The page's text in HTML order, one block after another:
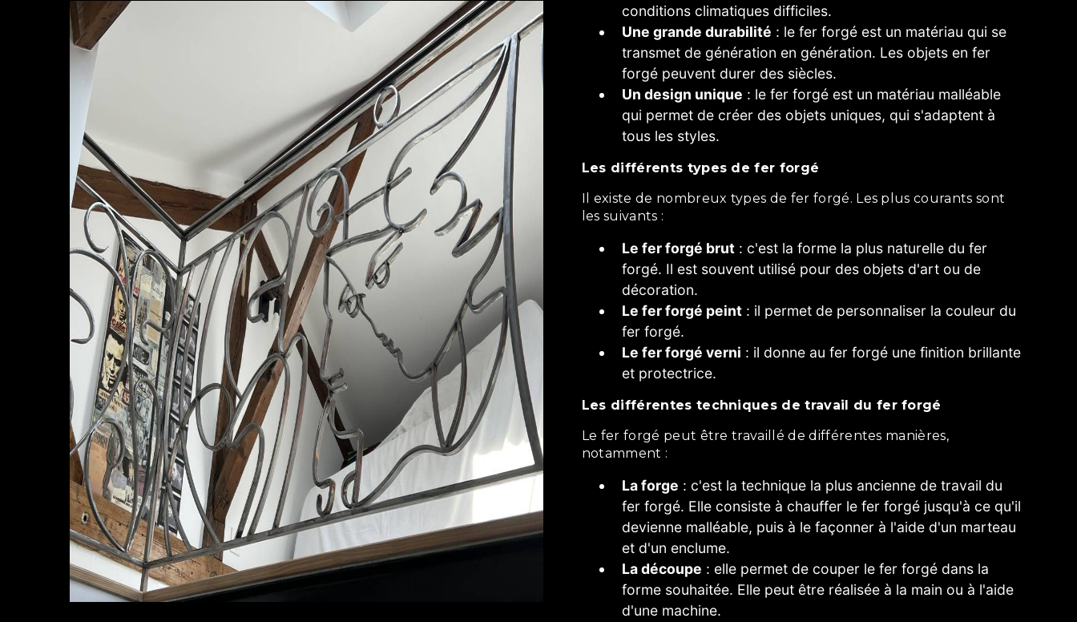
conditions climatiques difficiles.
Une grande durabilité : le fer forgé est un matériau qui se
transmet de génération en génération. Les objets en fer
forgé peuvent durer des siècles.
Un design unique : le fer forgé est un matériau malléable
qui permet de créer des objets uniques, qui s'adaptent à
tous les styles.
Les différents types de fer forgé
Il existe de nombreux types de fer forgé. Les plus courants sont
les suivants :
Le fer forgé brut: c'est la forme la plus naturelle du fer
forgé. Il est souvent utilisé pour des objets d'art ou de
décoration.
Le fer forgé peint: il permet de personnaliser la couleur du
fer forgé.
Le fer forgé verni : il donne au fer forgé une finition brillante
et protectrice.
Les différentes techniques de travail du fer forgé
Le fer forgé peut être travaillé de différentes manières,
notamment :
La forge : c'est la technique la plus ancienne de travail du
fer forgé. Elle consiste à chauffer le fer forgé jusqu'à ce qu'il
devienne malléable, puis à le façonner à l'aide d'un marteau
et d'un enclume.
La découpe : elle permet de couper le fer forgé dans la
forme souhaitée. Elle peut être réalisée à la main ou à l'aide
d'une machine.